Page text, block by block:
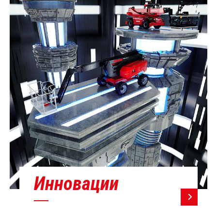
Инновации